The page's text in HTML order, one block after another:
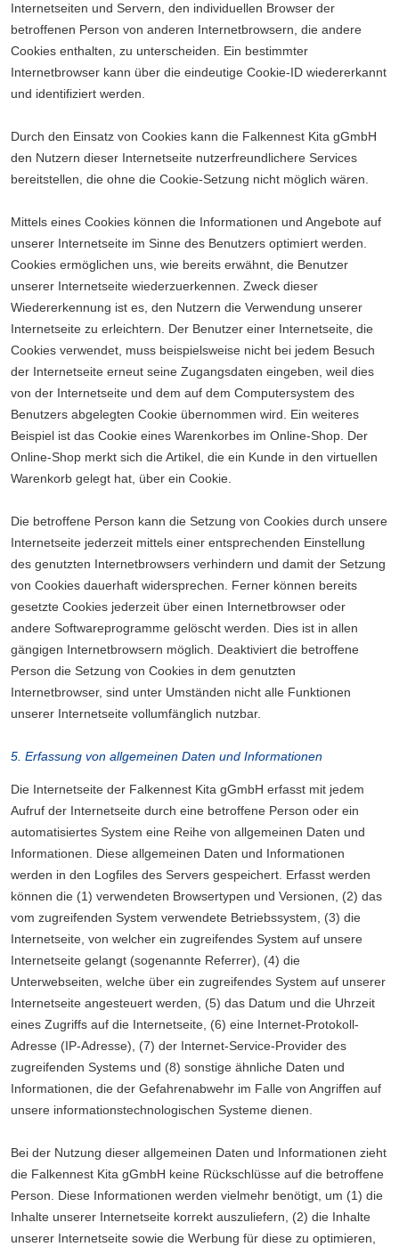
Internetseiten und Servern, den individuellen Browser der
betroffenen Person von anderen Internetbrowsern, die andere
Cookies enthalten, zu unterscheiden. Ein bestimmter
Internetbrowser kann über die eindeutige Cookie-ID wiedererkannt
und identifiziert werden.
Durch den Einsatz von Cookies kann die Falkennest Kita gGmbH
den Nutzern dieser Internetseite nutzerfreundlichere Services
bereitstellen, die ohne die Cookie-Setzung nicht möglich wären.
Mittels eines Cookies können die Informationen und Angebote auf
unserer Internetseite im Sinne des Benutzers optimiert werden.
Cookies ermöglichen uns, wie bereits erwähnt, die Benutzer
unserer Internetseite wiederzuerkennen. Zweck dieser
Wiedererkennung ist es, den Nutzern die Verwendung unserer
Internetseite zu erleichtern. Der Benutzer einer Internetseite, die
Cookies verwendet, muss beispielsweise nicht bei jedem Besuch
der Internetseite erneut seine Zugangsdaten eingeben, weil dies
von der Internetseite und dem auf dem Computersystem des
Benutzers abgelegten Cookie übernommen wird. Ein weiteres
Beispiel ist das Cookie eines Warenkorbes im Online-Shop. Der
Online-Shop merkt sich die Artikel, die ein Kunde in den virtuellen
Warenkorb gelegt hat, über ein Cookie.
Die betroffene Person kann die Setzung von Cookies durch unsere
Internetseite jederzeit mittels einer entsprechenden Einstellung
des genutzten Internetbrowsers verhindern und damit der Setzung
von Cookies dauerhaft widersprechen. Ferner können bereits
gesetzte Cookies jederzeit über einen Internetbrowser oder
andere Softwareprogramme gelöscht werden. Dies ist in allen
gängigen Internetbrowsern möglich. Deaktiviert die betroffene
Person die Setzung von Cookies in dem genutzten
Internetbrowser, sind unter Umständen nicht alle Funktionen
unserer Internetseite vollumfänglich nutzbar.
5. Erfassung von allgemeinen Daten und Informationen
Die Internetseite der Falkennest Kita gGmbH erfasst mit jedem
Aufruf der Internetseite durch eine betroffene Person oder ein
automatisiertes System eine Reihe von allgemeinen Daten und
Informationen. Diese allgemeinen Daten und Informationen
werden in den Logfiles des Servers gespeichert. Erfasst werden
können die (1) verwendeten Browsertypen und Versionen, (2) das
vom zugreifenden System verwendete Betriebssystem, (3) die
Internetseite, von welcher ein zugreifendes System auf unsere
Internetseite gelangt (sogenannte Referrer), (4) die
Unterwebseiten, welche über ein zugreifendes System auf unserer
Internetseite angesteuert werden, (5) das Datum und die Uhrzeit
eines Zugriffs auf die Internetseite, (6) eine Internet-Protokoll-
Adresse (IP-Adresse), (7) der Internet-Service-Provider des
zugreifenden Systems und (8) sonstige ähnliche Daten und
Informationen, die der Gefahrenabwehr im Falle von Angriffen auf
unsere informationstechnologischen Systeme dienen.
Bei der Nutzung dieser allgemeinen Daten und Informationen zieht
die Falkennest Kita gGmbH keine Rückschlüsse auf die betroffene
Person. Diese Informationen werden vielmehr benötigt, um (1) die
Inhalte unserer Internetseite korrekt auszuliefern, (2) die Inhalte
unserer Internetseite sowie die Werbung für diese zu optimieren,